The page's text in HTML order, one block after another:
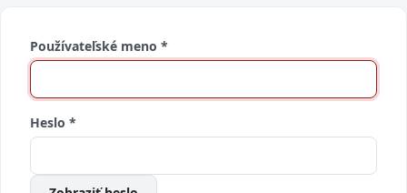
Používateľské meno *
Heslo *